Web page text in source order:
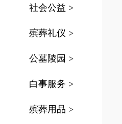
社会公益 >
殡葬礼仪 >
公墓陵园 >
白事服务 >
殡葬用品 >